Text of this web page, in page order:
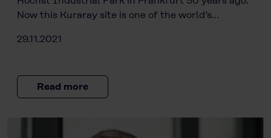
Now this Kuraray site is one of the world’s…
29.11.2021
Read more